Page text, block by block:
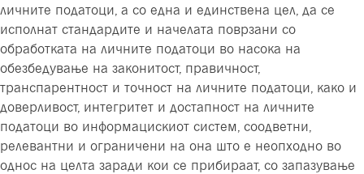
личните податоци, а со една и единствена цел, да се
исполнат стандардите и начелата поврзани со
обработката на личните податоци во насока на
обезбедување на законитост, правичност,
транспарентност и точност на личните податоци, како и
доверливост, интегритет и достапност на личните
податоци во информацискиот систем, соодветни,
релевантни и ограничени на она што е неопходно во
однос на целта заради кои се прибираат, со запазување